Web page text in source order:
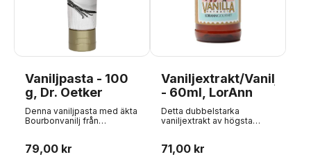
Vaniljpasta - 100
g, Dr. Oetker
Denna vaniljpasta med äkta
Bourbonvanilj från
de karaktäristiska svarta
79,00 kr
Vaniljextrakt/Vaniljsmak
- 60ml, LorAnn
Detta dubbelstarka
vaniljextrakt av högsta
inte de vitaste glasyrerna,
71,00 kr